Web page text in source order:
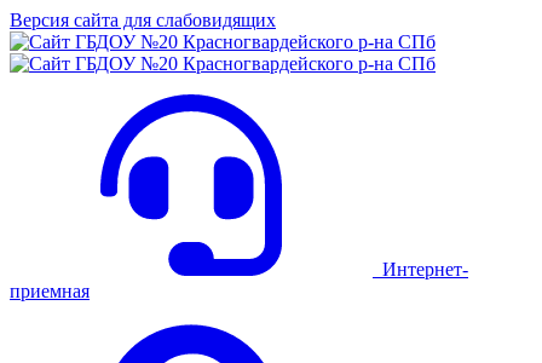
Версия сайта для слабовидящих
Интернет-
приемная